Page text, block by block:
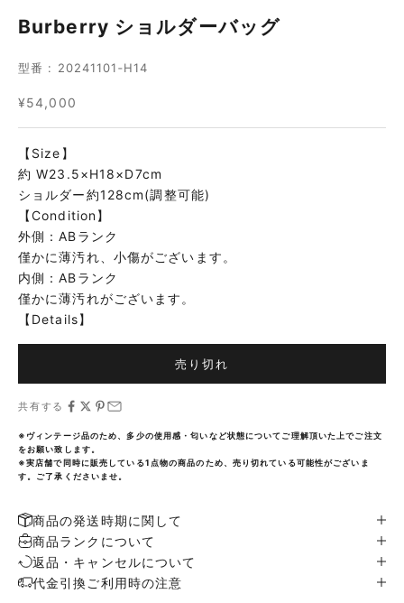
Burberry ショルダーバッグ
型番 : 20241101‐H14
セール価格
¥54,000
【Size】
約 W23.5×H18×D7cm
ショルダー約128cm(調整可能)
【Condition】
外側：ABランク
僅かに薄汚れ、小傷がございます。
内側：ABランク
僅かに薄汚れがございます。
【Details】
売り切れ
共有する
※ヴィンテージ品のため、多少の使用感・匂いなど状態についてご理解頂いた上でご注文
をお願い致します。
※実店舗で同時に販売している1点物の商品のため、売り切れている可能性がございま
す。ご了承くださいませ。
商品の発送時期に関して
商品ランクについて
返品・キャンセルについて
代金引換ご利用時の注意